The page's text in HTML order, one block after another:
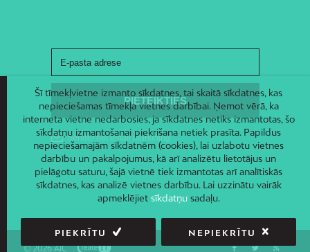
© 2026 AIC
Šī tīmekļvietne izmanto sīkdatnes, tai skaitā sīkdatnes, kas
nepieciešamas tīmekļa vietnes darbībai. Ņemot vērā, ka
interneta vietne nedarbosies, ja sīkdatnes netiks izmantotas, šo
sīkdatņu izmantošanai piekrišana netiek prasīta. Papildus
nepieciešamajām sīkdatnēm (cookies), lai uzlabotu vietnes
darbību un pakalpojumus, kā arī analizētu lietotājus un
pielāgotu saturu, šajā vietnē tiek izmantotas arī analītiskās
sīkdatnes, kas analizē vietnes darbību. Lai uzzinātu vairāk
apmeklējiet sīkdatņusadaļu.
PIEKRĪTU NEPIEKRĪTU